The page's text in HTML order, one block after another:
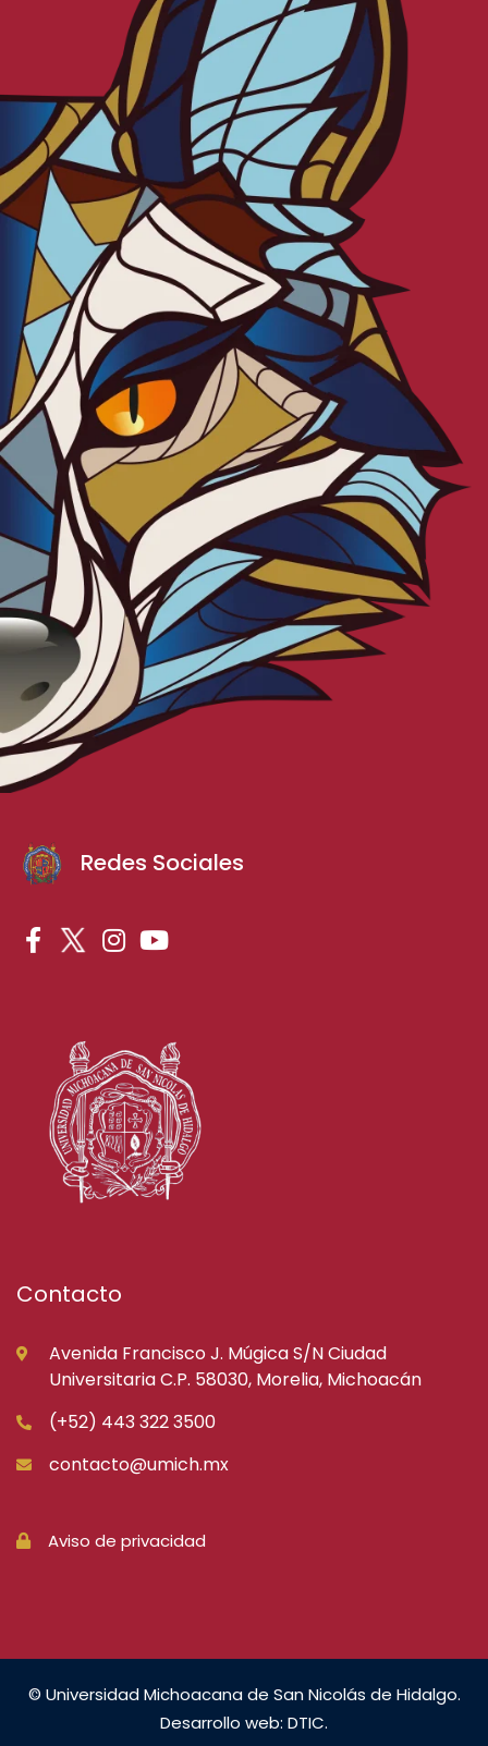
Redes Sociales
Contacto
Avenida Francisco J. Múgica S/N Ciudad
Universitaria C.P. 58030, Morelia, Michoacán
(+52) 443 322 3500
contacto@umich.mx
Aviso de privacidad
© Universidad Michoacana de San Nicolás de Hidalgo.
Desarrollo web: DTIC.